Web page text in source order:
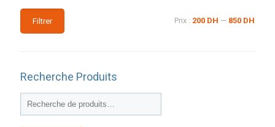
Prix
min
Prix
maxFiltrer Prix : 200 DH — 850 DH
Recherche Produits